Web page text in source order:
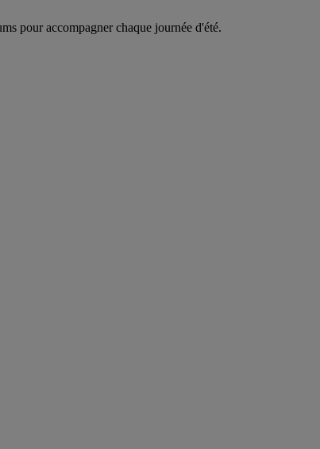
pour accompagner chaque journée d'été.